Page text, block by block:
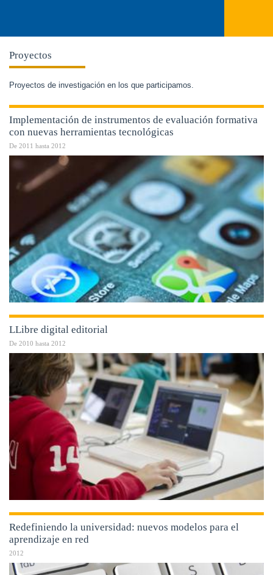
Proyectos
Proyectos de investigación en los que participamos.
Implementación de instrumentos de evaluación formativa
con nuevas herramientas tecnológicas
De 2011 hasta 2012
LLibre digital editorial
De 2010 hasta 2012
Redefiniendo la universidad: nuevos modelos para el
aprendizaje en red
2012